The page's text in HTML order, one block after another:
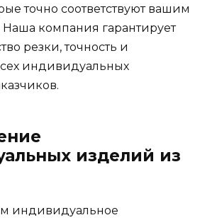
точно соответствуют вашим
Наша компания гарантирует
резки, точность и
индивидуальных
изделий из
индивидуальное